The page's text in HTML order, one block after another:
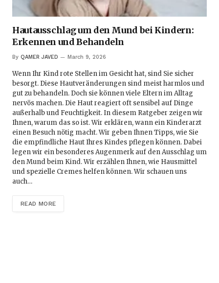
Hautausschlag um den Mund bei Kindern:
Erkennen und Behandeln
By QAMER JAVED March 9, 2026
Wenn Ihr Kind rote Stellen im Gesicht hat, sind Sie sicher
besorgt. Diese Hautveränderungen sind meist harmlos und
gut zu behandeln. Doch sie können viele Eltern im Alltag
nervös machen. Die Haut reagiert oft sensibel auf Dinge
außerhalb und Feuchtigkeit. In diesem Ratgeber zeigen wir
Ihnen, warum das so ist. Wir erklären, wann ein Kinderarzt
einen Besuch nötig macht. Wir geben Ihnen Tipps, wie Sie
die empfindliche Haut Ihres Kindes pflegen können. Dabei
legen wir ein besonderes Augenmerk auf den Ausschlag um
den Mund beim Kind. Wir erzählen Ihnen, wie Hausmittel
und spezielle Cremes helfen können. Wir schauen uns
auch…
READ MORE